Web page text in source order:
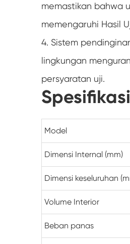
memastikan bahwa
memengaruhi Hasil
4. Sistem
lingkungan
persyaratan uji.
Model
Dimensi Internal (mm)
Dimensi keseluruhan
Volume Interior
Beban panas